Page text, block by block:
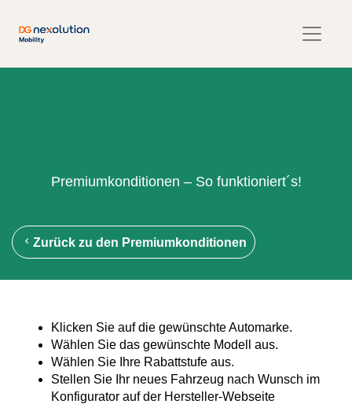
Premiumkonditionen – So funktioniert´s!
Zurück zu den Premiumkonditionen
Klicken Sie auf die gewünschte Automarke.
Wählen Sie das gewünschte Modell aus.
Wählen Sie Ihre Rabattstufe aus.
Stellen Sie Ihr neues Fahrzeug nach Wunsch im
Konfigurator auf der Hersteller-Webseite